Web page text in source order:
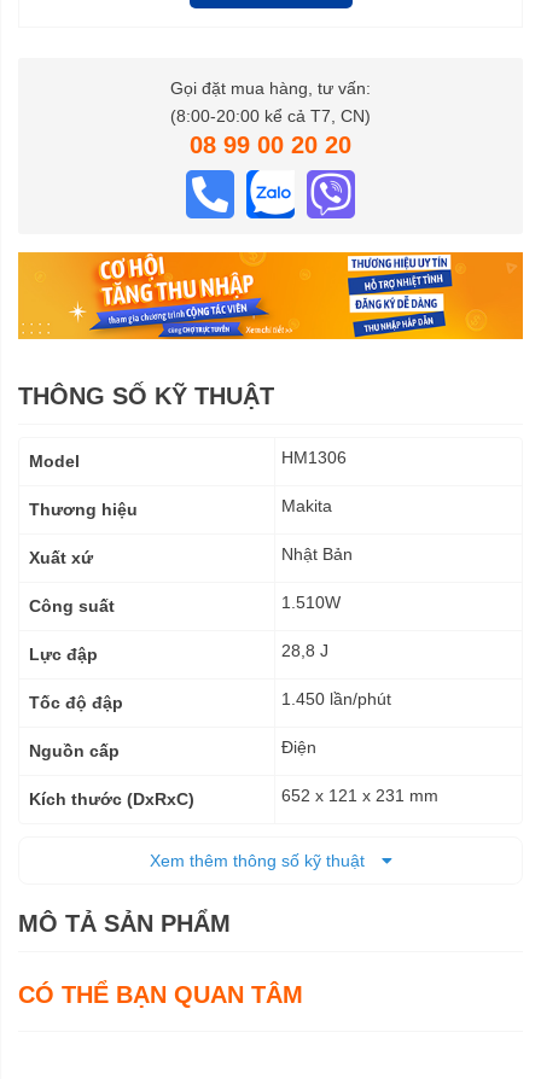
Gọi đặt mua hàng, tư vấn:
(8:00-20:00 kể cả T7, CN)
08 99 00 20 20
THÔNG SỐ KỸ THUẬT
kỹ
Model HM1306
Thương hiệu Makita
Xuất xứ Nhật Bản
Công suất 1.510W
Lực đập 28,8 J
Tốc độ đập 1.450 lần/phút
Nguồn cấp Điện
Kích thước (DxRxC) 652 x 121 x 231 mm
Xem thêm thông số kỹ thuật
MÔ TẢ SẢN PHẨM
CÓ THỂ BẠN QUAN TÂM